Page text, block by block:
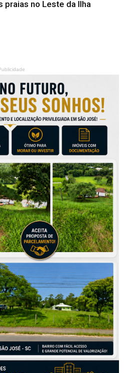
praias no Leste da Ilha